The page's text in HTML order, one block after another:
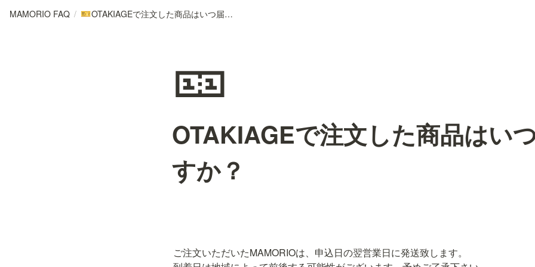
MAMORIO FAQ / 🎫 OTAKIAGEで注文した商品はいつ届きますか？
🎫
OTAKIAGEで注文した商品はい
すか？
ご注文いただいたMAMORIOは、申込日の翌営業日に発送致します。